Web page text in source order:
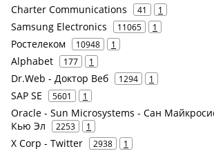
Charter Communications 41 1
Samsung Electronics 11065 1
Ростелеком 10948 1
Alphabet 177 1
Dr.Web - Доктор Веб 1294 1
SAP SE 5601 1
Oracle - Sun Microsystems - Сан
Кью Эл
2253 1
X Corp - Twitter 2938 1